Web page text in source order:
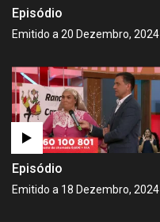
Episódio
Emitido a 20 Dezembro, 2024
Episódio
Emitido a 18 Dezembro, 2024